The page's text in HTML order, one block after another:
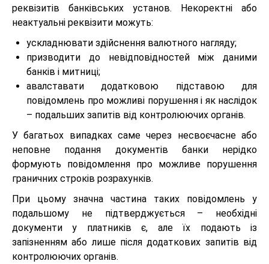
реквізитів банківських установ. Некоректні або
неактуальні реквізити можуть:
ускладнювати здійснення валютного нагляду;
призводити до невідповідностей між даними
банків і митниці;
авалставати додатковою підставою для
повідомлень про можливі порушення і як наслідок
– подальших запитів від контролюючих органів.
У багатьох випадках саме через несвоєчасне або
неповне подання документів банки нерідко
формують повідомлення про можливе порушення
граничних строків розрахунків.
При цьому значна частина таких повідомлень у
подальшому не підтверджується – необхідні
документи у платників є, але їх подають із
запізненням або лише після додаткових запитів від
контролюючих органів.